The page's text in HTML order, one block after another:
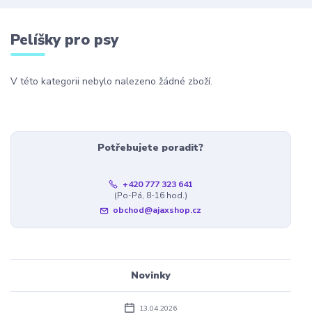
Pelíšky pro psy
V této kategorii nebylo nalezeno žádné zboží.
Potřebujete poradit?
+420 777 323 641
(Po-Pá, 8-16 hod.)
obchod@ajaxshop.cz
Novinky
13.04.2026